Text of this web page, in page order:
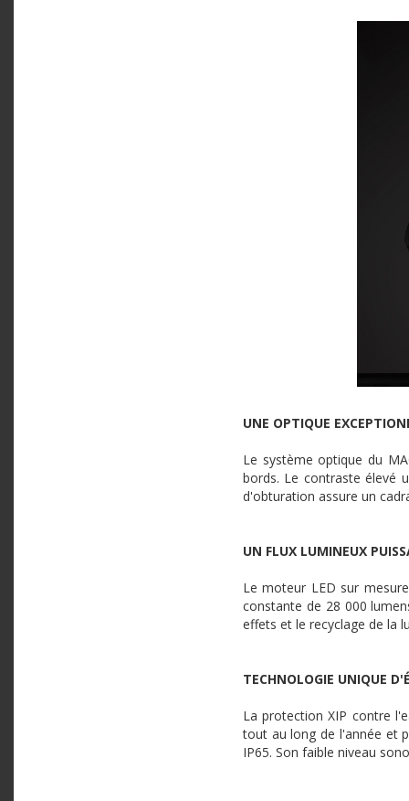
UNE OPTIQUE
Le système optique du
bords. Le contraste élevé
d'obturation assure un
UN FLUX LUMINEUX
Le moteur LED sur
constante de 28 000
effets et le recyclage de la
TECHNOLOGIE UNIQUE
La protection XIP contre
tout au long de l'année et
IP65. Son faible niveau